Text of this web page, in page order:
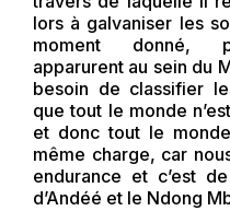
lors à galvaniser les
moment donné,
apparurent au sein du
besoin de classifier
que tout le monde
et donc tout le
même charge, car
endurance et c’est
d’Andéé et le Ndong